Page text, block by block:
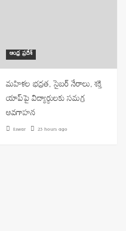
ఆంధ్ర ప్రదేశ్
మహిళల భద్రత, సైబర్ నేరాలు, శక్తి
యాప్‌పై విద్యార్థులకు సమగ్ర
అవగాహన
Eswar 23 hours ago